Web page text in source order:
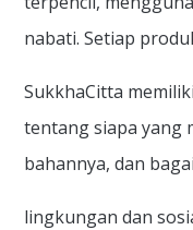
nabati. Setiap
SukkhaCitta
tentang siapa yang
bahannya, dan
lingkungan dan